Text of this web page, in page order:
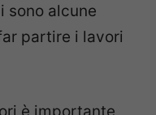
sono alcune
partire i lavori